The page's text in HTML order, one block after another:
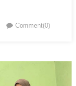
Comment(0)